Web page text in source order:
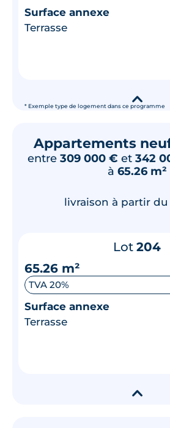
* Exemple type de logement dans ce programme
Surface annexe
Terrasse
▾
Appartements
entre 309 000 € et 342
à 65.26 m²
livraison à partir du
Lot 204
65.26 m²
TVA 20%
Surface annexe
Terrasse
▾